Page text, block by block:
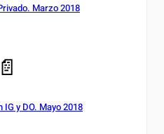
Marzo 2018
📄
y DO. Mayo 2018